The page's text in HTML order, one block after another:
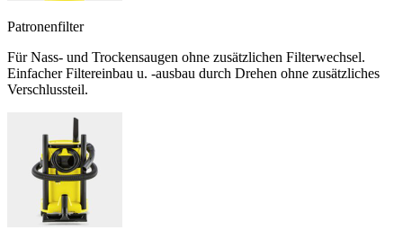
Patronenfilter
Für Nass- und Trockensaugen ohne zusätzlichen Filterwechsel.
Einfacher Filtereinbau u. -ausbau durch Drehen ohne zusätzliches
Verschlussteil.